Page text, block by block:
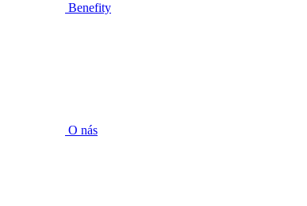
Benefity
O nás